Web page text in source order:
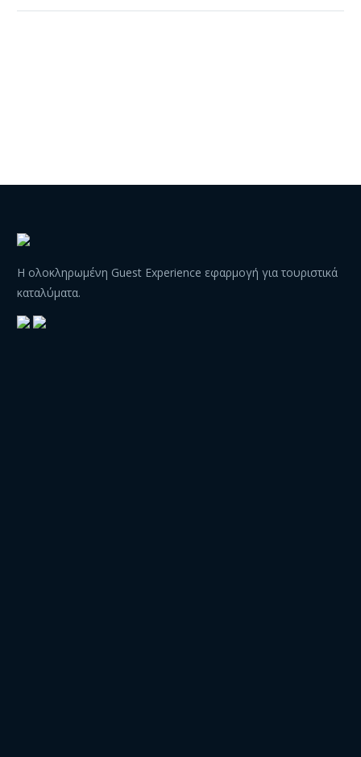
Η ολοκληρωμένη Guest Experience εφαρμογή για τουριστικά
καταλύματα.